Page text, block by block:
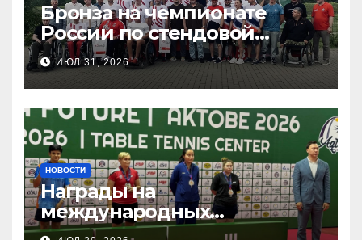
Бронза на чемпионате
России по стендовой
стрельбе
ИЮЛ 31, 2026
НОВОСТИ
Награды на
международных
соревнованиях